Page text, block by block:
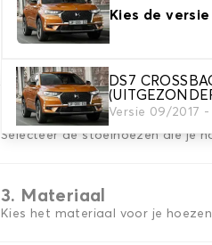
Kies de
DS7
Versie 09/2017
2. Set hoezen
Selecteer de stoelhoezen die je
3. Materiaal
Kies het materiaal voor je